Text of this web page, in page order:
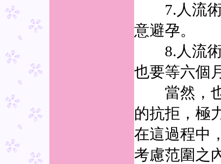
7.人流術
意避孕。
8.人流術
也要等六個
當然，也
的抗拒，極
在這過程中
考慮范圍之